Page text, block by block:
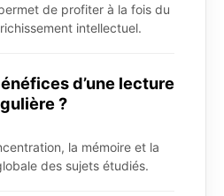
de profiter à la fois du
intellectuel.
d’une lecture
?
la mémoire et la
des sujets étudiés.